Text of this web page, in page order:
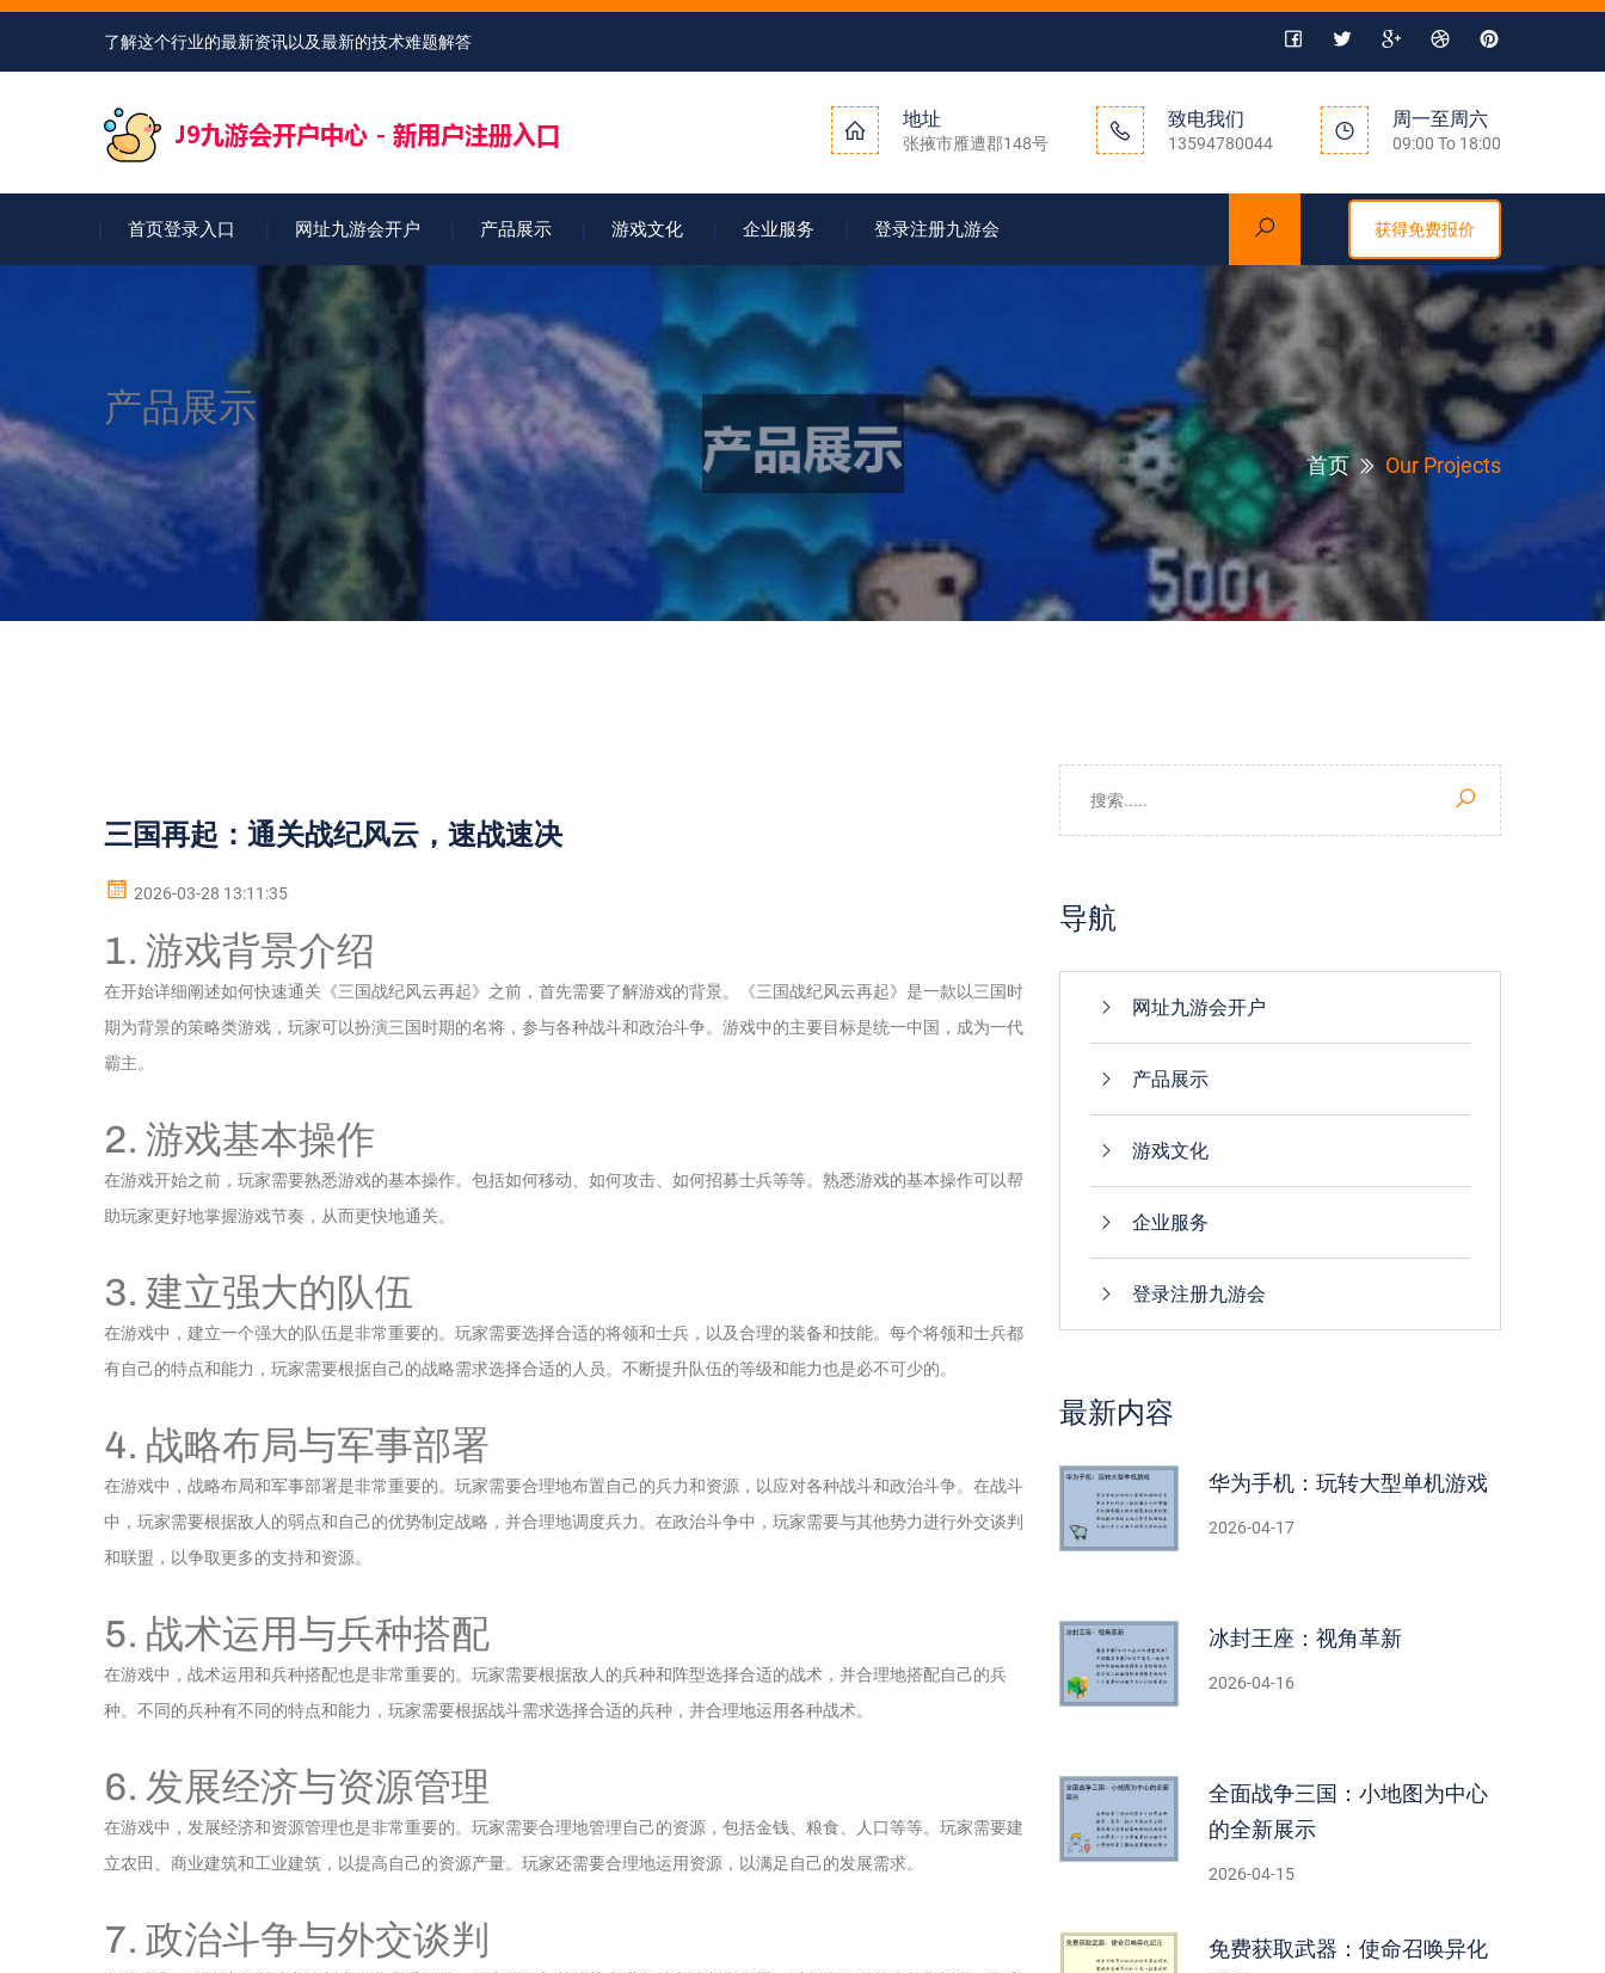
了解这个行业的最新资讯以及最新的技术难题解答
地址
张掖市雁遭郡148号
致电我们
13594780044
周一至周六
09:00 To 18:00
首页登录入口 网址九游会开户 产品展示 游戏文化 企业服务 登录注册九游会 获得免费报价
产品展示
首页 Our Projects
三国再起：通关战纪风云，速战速决
2026-03-28 13:11:35
1. 游戏背景介绍
在开始详细阐述如何快速通关《三国战纪风云再起》之前，首先需要了解游戏的背景。《三国战纪风云再起》是一款以三国时
期为背景的策略类游戏，玩家可以扮演三国时期的名将，参与各种战斗和政治斗争。游戏中的主要目标是统一中国，成为一代
霸主。
2. 游戏基本操作
在游戏开始之前，玩家需要熟悉游戏的基本操作。包括如何移动、如何攻击、如何招募士兵等等。熟悉游戏的基本操作可以帮
助玩家更好地掌握游戏节奏，从而更快地通关。
3. 建立强大的队伍
在游戏中，建立一个强大的队伍是非常重要的。玩家需要选择合适的将领和士兵，以及合理的装备和技能。每个将领和士兵都
有自己的特点和能力，玩家需要根据自己的战略需求选择合适的人员。不断提升队伍的等级和能力也是必不可少的。
4. 战略布局与军事部署
在游戏中，战略布局和军事部署是非常重要的。玩家需要合理地布置自己的兵力和资源，以应对各种战斗和政治斗争。在战斗
中，玩家需要根据敌人的弱点和自己的优势制定战略，并合理地调度兵力。在政治斗争中，玩家需要与其他势力进行外交谈判
和联盟，以争取更多的支持和资源。
5. 战术运用与兵种搭配
在游戏中，战术运用和兵种搭配也是非常重要的。玩家需要根据敌人的兵种和阵型选择合适的战术，并合理地搭配自己的兵
种。不同的兵种有不同的特点和能力，玩家需要根据战斗需求选择合适的兵种，并合理地运用各种战术。
6. 发展经济与资源管理
在游戏中，发展经济和资源管理也是非常重要的。玩家需要合理地管理自己的资源，包括金钱、粮食、人口等等。玩家需要建
立农田、商业建筑和工业建筑，以提高自己的资源产量。玩家还需要合理地运用资源，以满足自己的发展需求。
7. 政治斗争与外交谈判
导航
网址九游会开户
产品展示
游戏文化
企业服务
登录注册九游会
最新内容
华为手机：玩转大型单机游戏
2026-04-17
冰封王座：视角革新
2026-04-16
全面战争三国：小地图为中心
的全新展示
2026-04-15
免费获取武器：使命召唤异化